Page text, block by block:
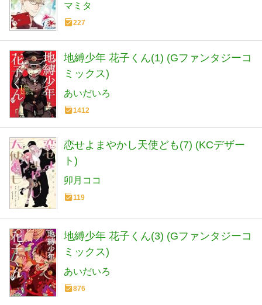
マミタ
227
地縛少年 花子くん(1) (Gファンタジーコ
ミックス)
あいだいろ
1412
恋せよまやかし天使ども(7) (KCデザー
ト)
卯月ココ
119
地縛少年 花子くん(3) (Gファンタジーコ
ミックス)
あいだいろ
876